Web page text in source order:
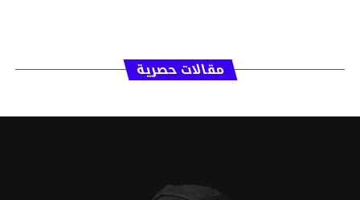
مقالات حصرية